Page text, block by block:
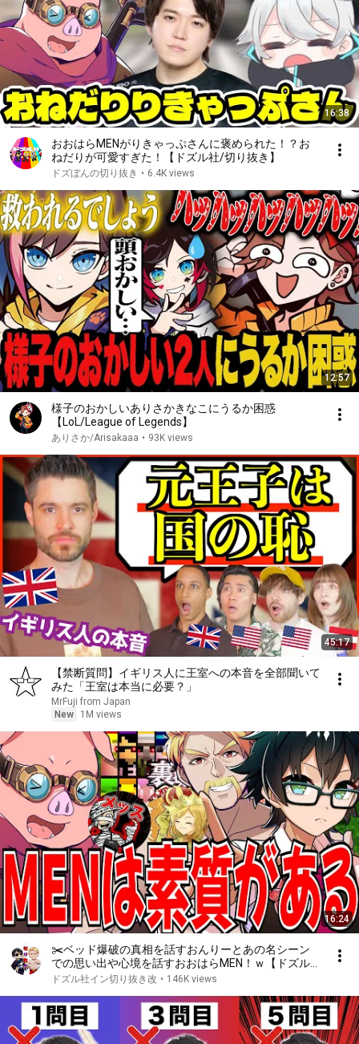
16:38
おおはらMENがりきゃっぷさんに褒められた！？お
ねだりが可愛すぎた！【ドズル社/切り抜き】
ドズぼんの切り抜き • 6.4K views
12:57
様子のおかしいありさかきなこにうるか困惑
【LoL/League of Legends】
ありさか/Arisakaaa • 93K views
45:17
【禁断質問】イギリス人に王室への本音を全部聞いて
みた「王室は本当に必要？」
MrFuji from Japan
New
1M views
16:24
✂️ベッド爆破の真相を話すおんりーとあの名シーン
での思い出や心境を話すおおはらMEN！ｗ【ドズル
社/切り抜き】【ドズル/ぼんじゅうる/おんりー/おお
ドズル社イン切り抜き改 • 146K views